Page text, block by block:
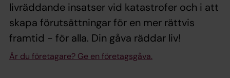
livräddande insatser vid katastrofer och i att
skapa förutsättningar för en mer rättvis
framtid - för alla. Din gåva räddar liv!
Är du företagare? Ge en företagsgåva.